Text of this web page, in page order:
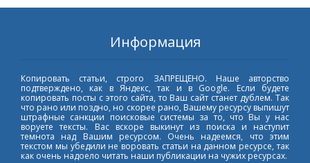
Информация
Копировать статьи, строго ЗАПРЕЩЕНО. Наше авторство
подтверждено, как в Яндекс, так и в Google. Если будете
копировать посты с этого сайта, то Ваш сайт станет дублем. Так
что рано или поздно, но скорее рано, Вашему ресурсу выпишут
штрафные санкции поисковые системы за то, что Вы у нас
воруете тексты. Вас вскоре выкинут из поиска и наступит
темнота над Вашим ресурсом. Очень надеемся, что этим
текстом мы убедили не воровать статьи на данном ресурсе, так
как очень надоело читать наши публикации на чужих ресурсах.